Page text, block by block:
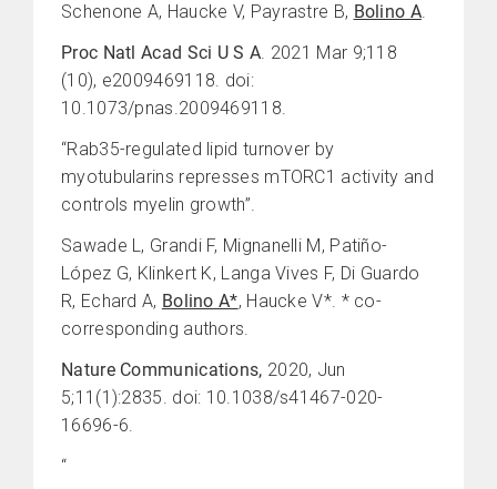
Schenone A, Haucke V, Payrastre B, Bolino A.
Proc Natl Acad Sci U S A. 2021 Mar 9;118
(10), e2009469118. doi:
10.1073/pnas.2009469118.
“Rab35-regulated lipid turnover by
myotubularins represses mTORC1 activity and
controls myelin growth”.
Sawade L, Grandi F, Mignanelli M, Patiño-
López G, Klinkert K, Langa Vives F, Di Guardo
R, Echard A, Bolino A*, Haucke V*. * co-
corresponding authors.
Nature Communications, 2020, Jun
5;11(1):2835. doi: 10.1038/s41467-020-
16696-6.
“